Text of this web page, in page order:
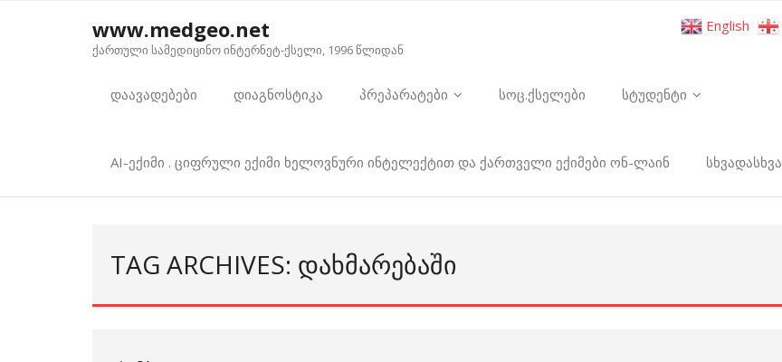
www.medgeo.net
ქართული სამედიცინო ინტერნეტ-ქსელი, 1996 წლიდან
დაავადებები დიაგნოსტიკა პრეპარატები სოც.ქსელები სტუდენტი
AI-ექიმი . ციფრული ექიმი ხელოვნური ინტელექტით და ქართველი ექიმები ონ-ლაინ სხვადასხვა
TAG ARCHIVES: ᲓᲐᲮᲛᲐᲠᲔᲑᲐᲨᲘ
English